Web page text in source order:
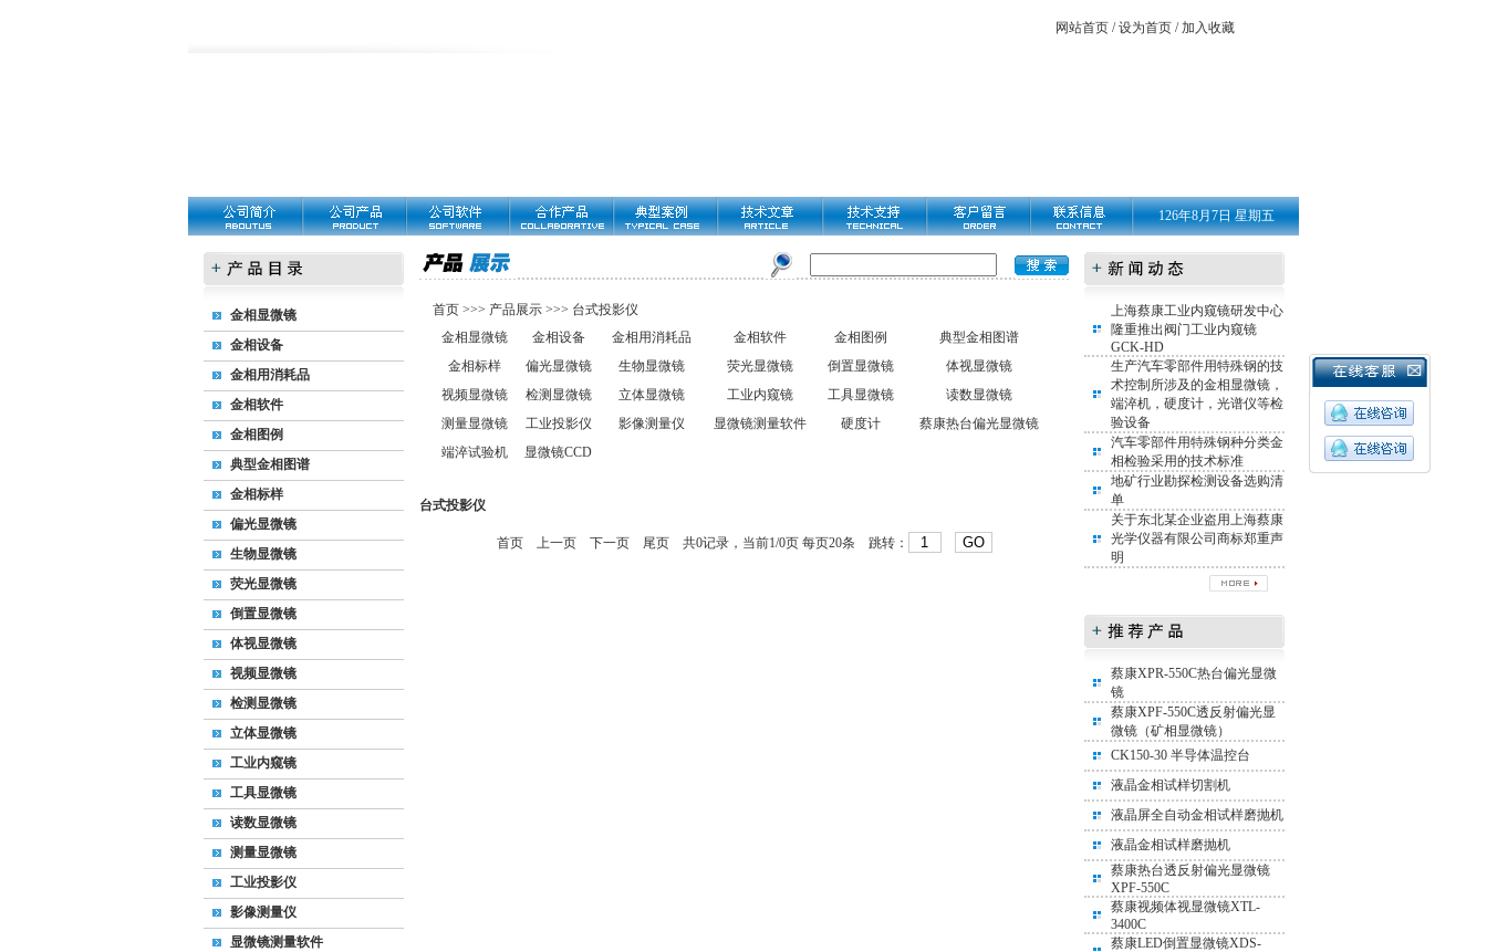
网站首页 /设为首页 /加入收藏
126年8月7日 星期五
金相显微镜
金相设备
金相用消耗品
金相软件
金相图例
典型金相图谱
金相标样
偏光显微镜
生物显微镜
荧光显微镜
倒置显微镜
体视显微镜
视频显微镜
检测显微镜
立体显微镜
工业内窥镜
工具显微镜
读数显微镜
测量显微镜
工业投影仪
影像测量仪
显微镜测量软件
首页 >>> 产品展示 >>> 台式投影仪
金相显微镜
金相设备 金相用消耗品 金相软件 金相图例
典型金相图谱
金相标样
偏光显微镜 生物显微镜 荧光显微镜 倒置显微镜
体视显微镜
视频显微镜
检测显微镜 立体显微镜 工业内窥镜 工具显微镜
读数显微镜
测量显微镜
工业投影仪 影像测量仪 显微镜测量软件 硬度计
蔡康热台偏光显微镜
端淬试验机
显微镜CCD
台式投影仪
首页 上一页 下一页 尾页共0记录，当前1/0页 每页20条 跳转：
上海蔡康工业内窥镜研发中心
隆重推出阀门工业内窥镜
GCK-HD
生产汽车零部件用特殊钢的技
术控制所涉及的金相显微镜，
端淬机，硬度计，光谱仪等检
验设备
汽车零部件用特殊钢种分类金
相检验采用的技术标准
地矿行业勘探检测设备选购清
单
关于东北某企业盗用上海蔡康
光学仪器有限公司商标郑重声
明
蔡康XPR-550C热台偏光显微
镜
蔡康XPF-550C透反射偏光显
微镜（矿相显微镜）
CK150-30 半导体温控台
液晶金相试样切割机
液晶屏全自动金相试样磨抛机
液晶金相试样磨抛机
蔡康热台透反射偏光显微镜
XPF-550C
蔡康视频体视显微镜XTL-
3400C
蔡康LED倒置显微镜XDS-